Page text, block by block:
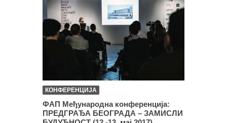
КОНФЕРЕНЦИЈА
ФАП Међународна конференција:
ПРЕДГРАЂА БЕОГРАДА – ЗАМИСЛИ